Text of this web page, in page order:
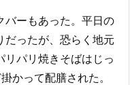
バーもあった。平日の
だったが、恐らく地元
パリ焼きそばはじっ
かって配膳された。